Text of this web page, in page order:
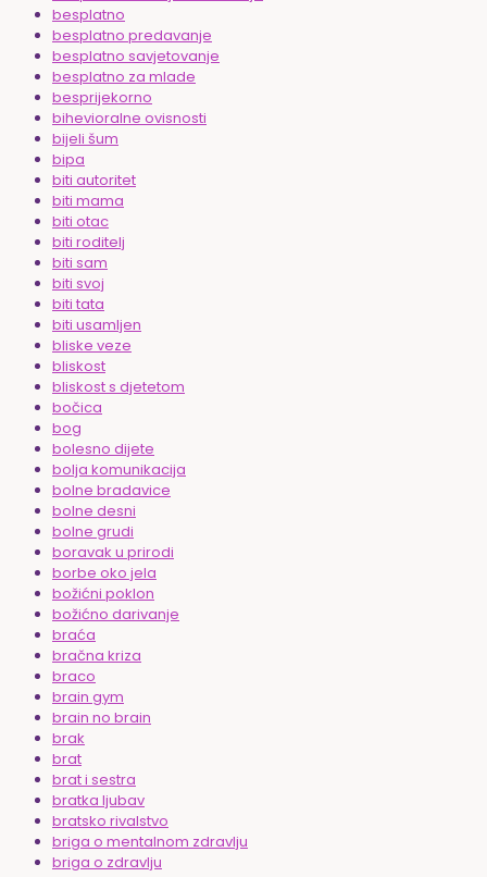
besplatno
besplatno predavanje
besplatno savjetovanje
besplatno za mlade
besprijekorno
bihevioralne ovisnosti
bijeli šum
bipa
biti autoritet
biti mama
biti otac
biti roditelj
biti sam
biti svoj
biti tata
biti usamljen
bliske veze
bliskost
bliskost s djetetom
bočica
bog
bolesno dijete
bolja komunikacija
bolne bradavice
bolne desni
bolne grudi
boravak u prirodi
borbe oko jela
božićni poklon
božićno darivanje
braća
bračna kriza
braco
brain gym
brain no brain
brak
brat
brat i sestra
bratka ljubav
bratsko rivalstvo
briga o mentalnom zdravlju
briga o zdravlju